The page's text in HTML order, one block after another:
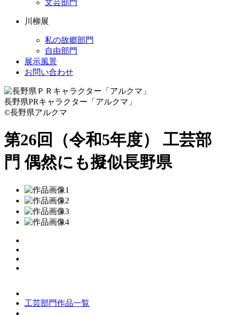
文芸部門
川柳展
私の故郷部門
自由部門
展示風景
お問い合わせ
長野県PRキャラクター「アルクマ」
©長野県アルクマ
第26回（令和5年度） 工芸部
門 偶然にも擬似長野県
工芸部門作品一覧